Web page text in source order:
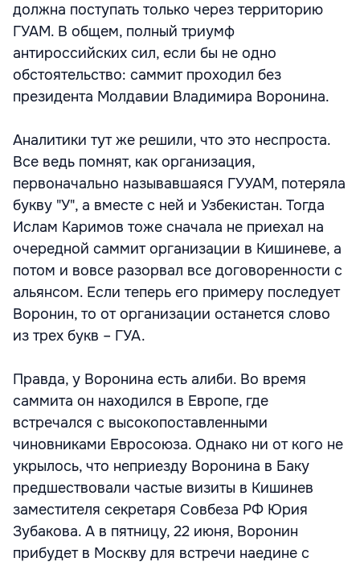
должна поступать только через территорию
ГУАМ. В общем, полный триумф
антироссийских сил, если бы не одно
обстоятельство: саммит проходил без
президента Молдавии Владимира Воронина.
Аналитики тут же решили, что это неспроста.
Все ведь помнят, как организация,
первоначально называвшаяся ГУУАМ, потеряла
букву "У", а вместе с ней и Узбекистан. Тогда
Ислам Каримов тоже сначала не приехал на
очередной саммит организации в Кишиневе, а
потом и вовсе разорвал все договоренности с
альянсом. Если теперь его примеру последует
Воронин, то от организации останется слово
из трех букв – ГУА.
Правда, у Воронина есть алиби. Во время
саммита он находился в Европе, где
встречался с высокопоставленными
чиновниками Евросоюза. Однако ни от кого не
укрылось, что неприезду Воронина в Баку
предшествовали частые визиты в Кишинев
заместителя секретаря Совбеза РФ Юрия
Зубакова. А в пятницу, 22 июня, Воронин
прибудет в Москву для встречи наедине с